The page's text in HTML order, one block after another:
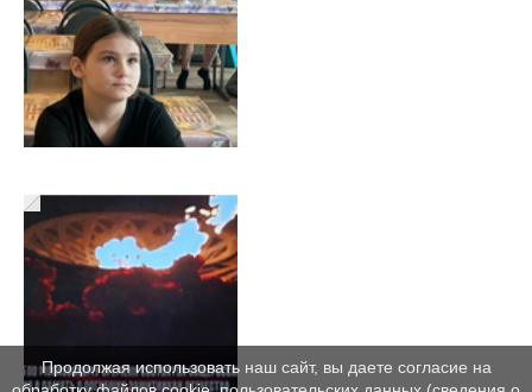
Продолжая использовать наш сайт, вы даете согласие на